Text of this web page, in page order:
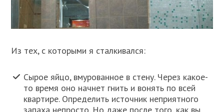
Из тех, с которыми я сталкивался:
Сырое яйцо, вмурованное в стену. Через какое-
то время оно начнет гнить и вонять по всей
квартире. Определить источник неприятного